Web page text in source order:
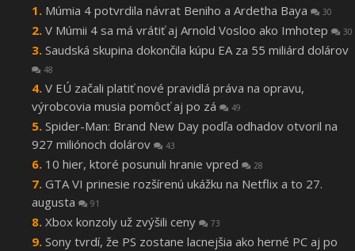
Múmia 4 potvrdila návrat Beniho a Ardetha Baya 30
V Múmii 4 sa má vrátiť aj Arnold Vosloo ako Imhotep 30
Saudská skupina dokončila kúpu EA za 55 miliárd dolárov
48
V EÚ začali platiť nové pravidlá práva na opravu,
výrobcovia musia pomôcť aj po zá
49
Spider-Man: Brand New Day podľa odhadov otvoril na
927 miliónoch dolárov
43
10 hier, ktoré posunuli hranie vpred 28
GTA VI prinesie rozšírenú ukážku na Netflix a to 27.
augusta
91
Xbox konzoly už zvýšili ceny 73
Sony tvrdí, že PS zostane lacnejšia ako herné PC aj po